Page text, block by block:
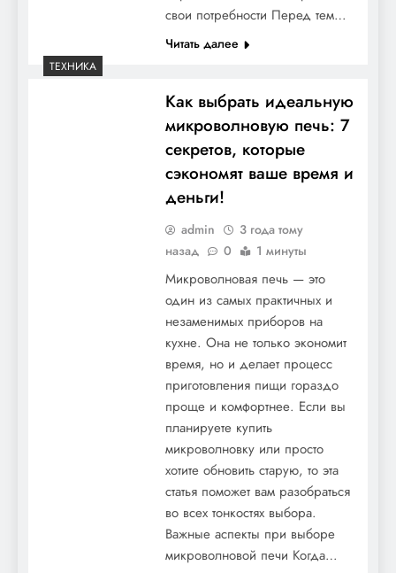
свои потребности Перед тем…
Читать далее
ТЕХНИКА
Как выбрать идеальную
микроволновую печь: 7
секретов, которые
сэкономят ваше время и
деньги!
admin
3 года тому
назад
0 1 минуты
Микроволновая печь — это
один из самых практичных и
незаменимых приборов на
кухне. Она не только экономит
время, но и делает процесс
приготовления пищи гораздо
проще и комфортнее. Если вы
планируете купить
микроволновку или просто
хотите обновить старую, то эта
статья поможет вам разобраться
во всех тонкостях выбора.
Важные аспекты при выборе
микроволновой печи Когда…